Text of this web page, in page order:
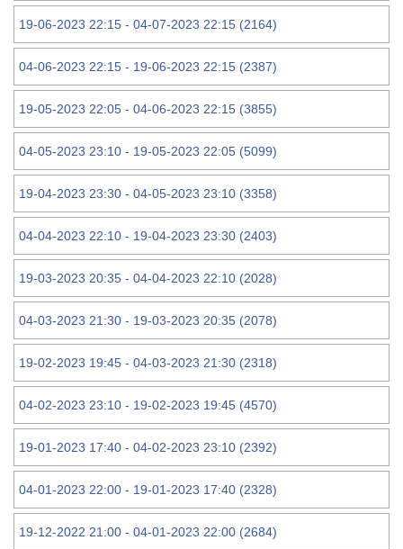
19-06-2023 22:15 - 04-07-2023 22:15 (2164)
04-06-2023 22:15 - 19-06-2023 22:15 (2387)
19-05-2023 22:05 - 04-06-2023 22:15 (3855)
04-05-2023 23:10 - 19-05-2023 22:05 (5099)
19-04-2023 23:30 - 04-05-2023 23:10 (3358)
04-04-2023 22:10 - 19-04-2023 23:30 (2403)
19-03-2023 20:35 - 04-04-2023 22:10 (2028)
04-03-2023 21:30 - 19-03-2023 20:35 (2078)
19-02-2023 19:45 - 04-03-2023 21:30 (2318)
04-02-2023 23:10 - 19-02-2023 19:45 (4570)
19-01-2023 17:40 - 04-02-2023 23:10 (2392)
04-01-2023 22:00 - 19-01-2023 17:40 (2328)
19-12-2022 21:00 - 04-01-2023 22:00 (2684)